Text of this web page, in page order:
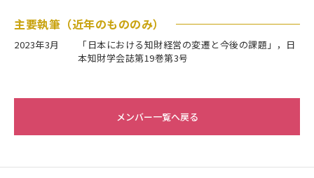
主要執筆（近年のもののみ）
2023年3月
「日本における知財経営の変遷と今後の課題」，日
本知財学会誌第19巻第3号
メンバー一覧へ戻る